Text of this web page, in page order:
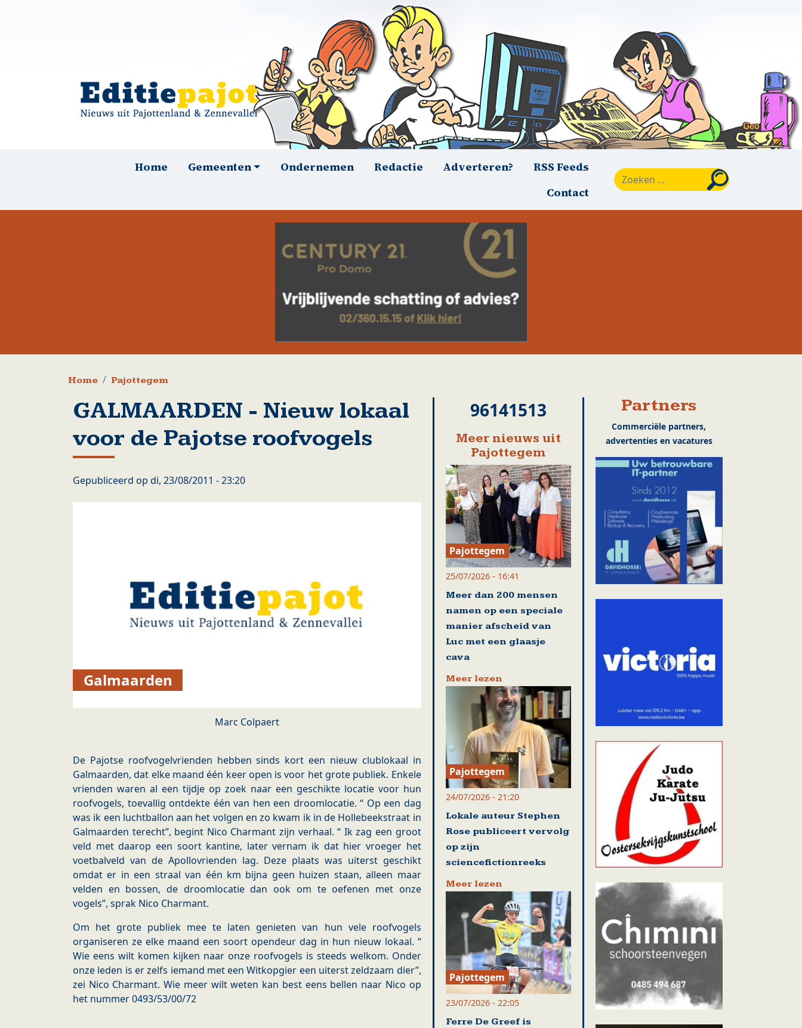
HoofdnavigatieHome Gemeenten Ondernemen Redactie Adverteren?
RSS Feeds
Contact
Kruimelpad
Home Pajottegem
GALMAARDEN - Nieuw lokaal
voor de Pajotse roofvogels
Gepubliceerd op di, 23/08/2011 - 23:20
Galmaarden
Marc Colpaert
De Pajotse roofvogelvrienden hebben sinds kort een nieuw clublokaal in
Galmaarden, dat elke maand één keer open is voor het grote publiek. Enkele
vrienden waren al een tijdje op zoek naar een geschikte locatie voor hun
roofvogels, toevallig ontdekte één van hen een droomlocatie. “ Op een dag
was ik een luchtballon aan het volgen en zo kwam ik in de Hollebeekstraat in
Galmaarden terecht”, begint Nico Charmant zijn verhaal. “ Ik zag een groot
veld met daarop een soort kantine, later vernam ik dat hier vroeger het
voetbalveld van de Apollovrienden lag. Deze plaats was uiterst geschikt
omdat er in een straal van één km bijna geen huizen staan, alleen maar
velden en bossen, de droomlocatie dan ook om te oefenen met onze
vogels”, sprak Nico Charmant.
Om het grote publiek mee te laten genieten van hun vele roofvogels
organiseren ze elke maand een soort opendeur dag in hun nieuw lokaal. “
Wie eens wilt komen kijken naar onze roofvogels is steeds welkom. Onder
onze leden is er zelfs iemand met een Witkopgier een uiterst zeldzaam dier”,
zei Nico Charmant. Wie meer wilt weten kan best eens bellen naar Nico op
het nummer 0493/53/00/72
96141513
Meer nieuws uit
Pajottegem
Pajottegem
25/07/2026 - 16:41
Meer dan 200 mensen
namen op een speciale
manier afscheid van
Luc met een glaasje
cava
Meer lezen
Pajottegem
24/07/2026 - 21:20
Lokale auteur Stephen
Rose publiceert vervolg
op zijn
sciencefictionreeks
Meer lezen
Pajottegem
23/07/2026 - 22:05
Ferre De Greef is
Partners
Commerciële partners,
advertenties en vacatures